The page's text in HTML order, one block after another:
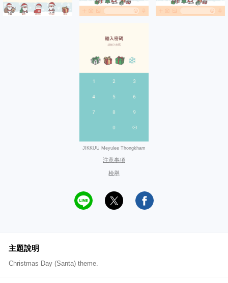
JIKKUU Meyulee Thongkham
注意事項
檢舉
主題說明
Christmas Day (Santa) theme.